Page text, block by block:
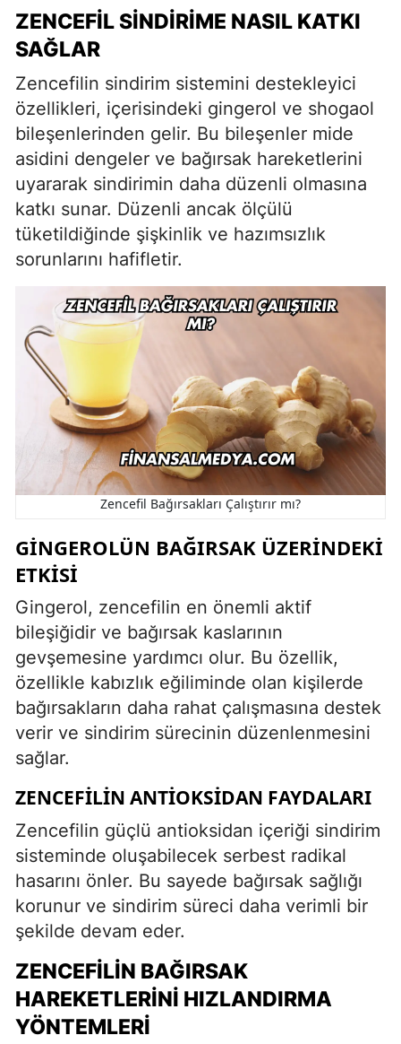
ZENCEFIL SINDIRIME NASIL KATKI
SAĞLAR
Zencefilin sindirim sistemini destekleyici
özellikleri, içerisindeki gingerol ve shogaol
bileşenlerinden gelir. Bu bileşenler mide
asidini dengeler ve bağırsak hareketlerini
uyararak sindirimin daha düzenli olmasına
katkı sunar. Düzenli ancak ölçülü
tüketildiğinde şişkinlik ve hazımsızlık
sorunlarını hafifletir.
Zencefil Bağırsakları Çalıştırır mı?
GINGEROLÜN BAĞIRSAK ÜZERINDEKI
ETKISI
Gingerol, zencefilin en önemli aktif
bileşiğidir ve bağırsak kaslarının
gevşemesine yardımcı olur. Bu özellik,
özellikle kabızlık eğiliminde olan kişilerde
bağırsakların daha rahat çalışmasına destek
verir ve sindirim sürecinin düzenlenmesini
sağlar.
ZENCEFILIN ANTIOKSIDAN FAYDALARI
Zencefilin güçlü antioksidan içeriği sindirim
sisteminde oluşabilecek serbest radikal
hasarını önler. Bu sayede bağırsak sağlığı
korunur ve sindirim süreci daha verimli bir
şekilde devam eder.
ZENCEFILIN BAĞIRSAK
HAREKETLERINI HIZLANDIRMA
YÖNTEMLERI